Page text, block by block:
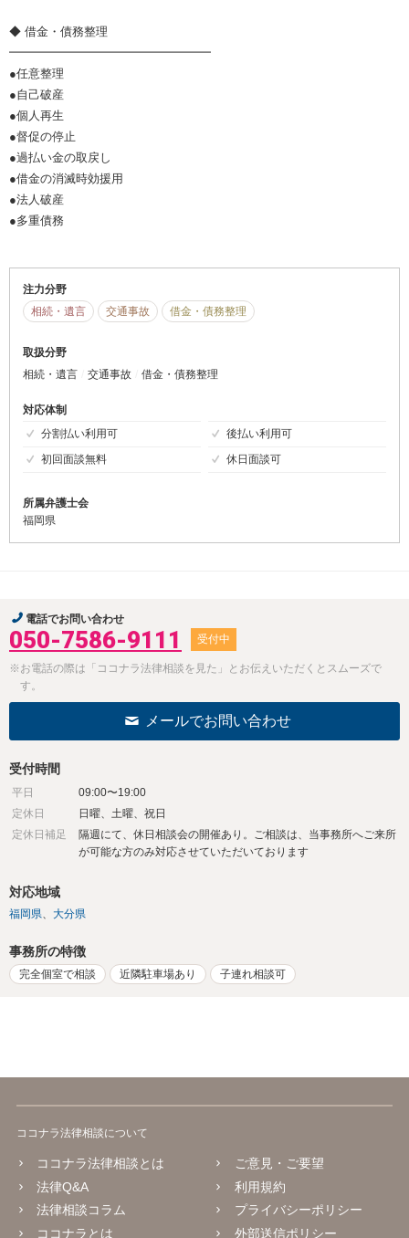
◆ 借金・債務整理
━━━━━━━━━━━━━━━━━
●任意整理
●自己破産
●個人再生
●督促の停止
●過払い金の取戻し
●借金の消滅時効援用
●法人破産
●多重債務
注力分野
相続・遺言
交通事故 借金・債務整理
取扱分野
相続・遺言
交通事故 借金・債務整理
対応体制
分割払い利用可
後払い利用可
初回面談無料
休日面談可
所属弁護士会
福岡県
電話でお問い合わせ
050-7586-9111 受付中
※お電話の際は「ココナラ法律相談を見た」とお伝えいただくとスムーズで
す。
メールでお問い合わせ
受付時間
平日
09:00〜19:00
定休日
日曜、土曜、祝日
定休日補足
隔週にて、休日相談会の開催あり。ご相談は、当事務所へご来所
が可能な方のみ対応させていただいております
対応地域
福岡県 大分県
事務所の特徴
完全個室で相談 近隣駐車場あり 子連れ相談可
ココナラ法律相談について
ココナラ法律相談とは
法律Q&A
法律相談コラム
ココナラとは
ご意見・ご要望
利用規約
プライバシーポリシー
外部送信ポリシー